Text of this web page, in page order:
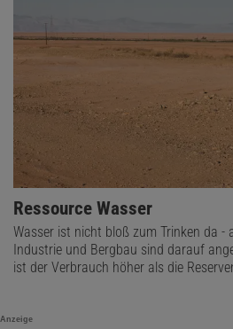
Ressource Wasser
Wasser ist nicht bloß zum Trinken da -
Industrie und Bergbau sind darauf
ist der Verbrauch höher als die
Anzeige